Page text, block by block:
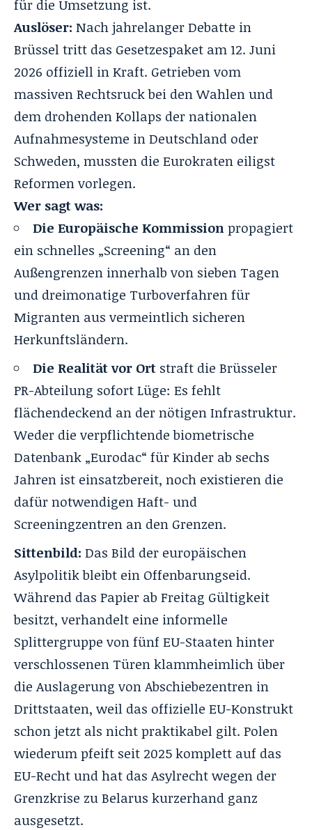
für die Umsetzung ist.
Auslöser: Nach jahrelanger Debatte in
Brüssel tritt das Gesetzespaket am 12. Juni
2026 offiziell in Kraft. Getrieben vom
massiven Rechtsruck bei den Wahlen und
dem drohenden Kollaps der nationalen
Aufnahmesysteme in Deutschland oder
Schweden, mussten die Eurokraten eiligst
Reformen vorlegen.
Wer sagt was:
Die Europäische Kommissionpropagiert
ein schnelles „Screening“ an den
Außengrenzen innerhalb von sieben Tagen
und dreimonatige Turboverfahren für
Migranten aus vermeintlich sicheren
Herkunftsländern.
Die Realität vor Ort straft die Brüsseler
PR-Abteilung sofort Lüge: Es fehlt
flächendeckend an der nötigen Infrastruktur.
Weder die verpflichtende biometrische
Datenbank „Eurodac“ für Kinder ab sechs
Jahren ist einsatzbereit, noch existieren die
dafür notwendigen Haft- und
Screeningzentren an den Grenzen.
Sittenbild: Das Bild der europäischen
Asylpolitik bleibt ein Offenbarungseid.
Während das Papier ab Freitag Gültigkeit
besitzt, verhandelt eine informelle
Splittergruppe von fünf EU-Staaten hinter
verschlossenen Türen klammheimlich über
die Auslagerung von Abschiebezentren in
Drittstaaten, weil das offizielle EU-Konstrukt
schon jetzt als nicht praktikabel gilt. Polen
wiederum pfeift seit 2025 komplett auf das
EU-Recht und hat das Asylrecht wegen der
Grenzkrise zu Belarus kurzerhand ganz
ausgesetzt.